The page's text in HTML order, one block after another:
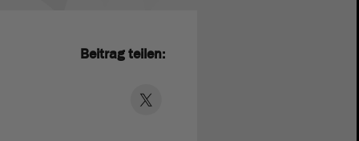
Beitrag teilen: